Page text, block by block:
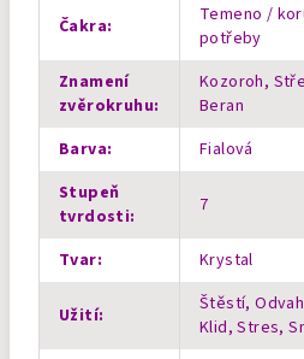
Čakra:
Temeno /
potřeby
Znamení
zvěrokruhu:
Kozoroh,
Beran
Barva:
Fialová
Stupeň
tvrdosti: 7
Tvar: Krystal
Užití:
Štěstí,
Klid, Stres,